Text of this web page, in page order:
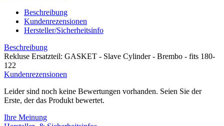
Beschreibung
Kundenrezensionen
Hersteller/Sicherheitsinfo
Beschreibung
Rekluse Ersatzteil: GASKET - Slave Cylinder - Brembo - fits 180-
122
Kundenrezensionen
Leider sind noch keine Bewertungen vorhanden. Seien Sie der
Erste, der das Produkt bewertet.
Ihre Meinung